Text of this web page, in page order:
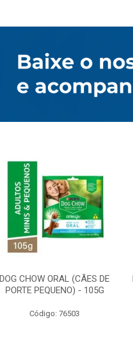
DOG CHOW ORAL (CÃES DE
PORTE PEQUENO) - 105G
Código: 76503